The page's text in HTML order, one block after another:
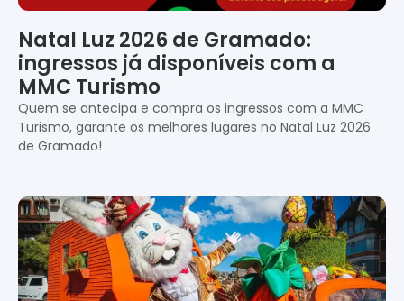
Natal Luz 2026 de Gramado:
ingressos já disponíveis com a
MMC Turismo
Quem se antecipa e compra os ingressos com a MMC
Turismo, garante os melhores lugares no Natal Luz 2026
de Gramado!